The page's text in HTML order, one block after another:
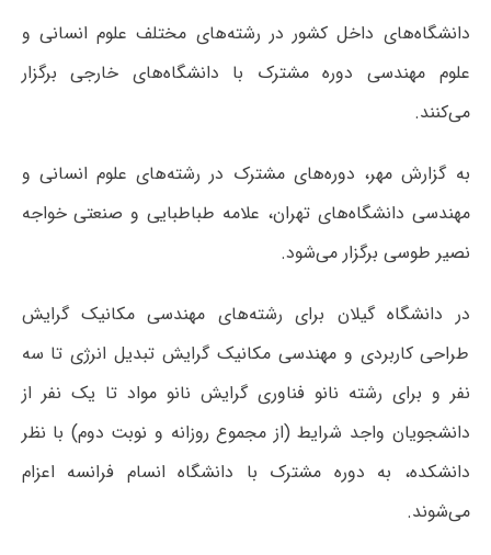
دانشگاه‌های داخل کشور در رشته‌های مختلف علوم انسانی و
علوم مهندسی دوره مشترک با دانشگاه‌های خارجی برگزار
می‌کنند.
به گزارش مهر، دوره‌های مشترک در رشته‌های علوم انسانی و
مهندسی دانشگاه‌های تهران، علامه طباطبایی و صنعتی خواجه
نصیر طوسی برگزار می‌شود.
در دانشگاه گیلان برای رشته‌های مهندسی مکانیک گرایش
طراحی کاربردی و مهندسی مکانیک گرایش تبدیل انرژی تا سه
نفر و برای رشته نانو فناوری گرایش نانو مواد تا یک نفر از
دانشجویان واجد شرایط (از مجموع روزانه و نوبت دوم) با نظر
دانشکده، به دوره مشترک با دانشگاه انسام فرانسه اعزام
می‌شوند.